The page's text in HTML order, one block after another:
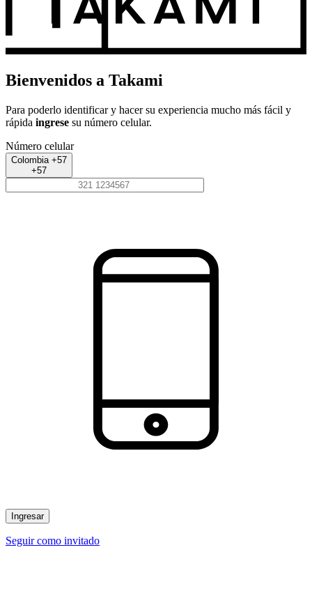
Bienvenidos a Takami
Para poderlo identificar y hacer su experiencia mucho más fácil y
rápida ingrese su número celular.
Número celular
Colombia +57
+57
Ingresar
Seguir como invitado